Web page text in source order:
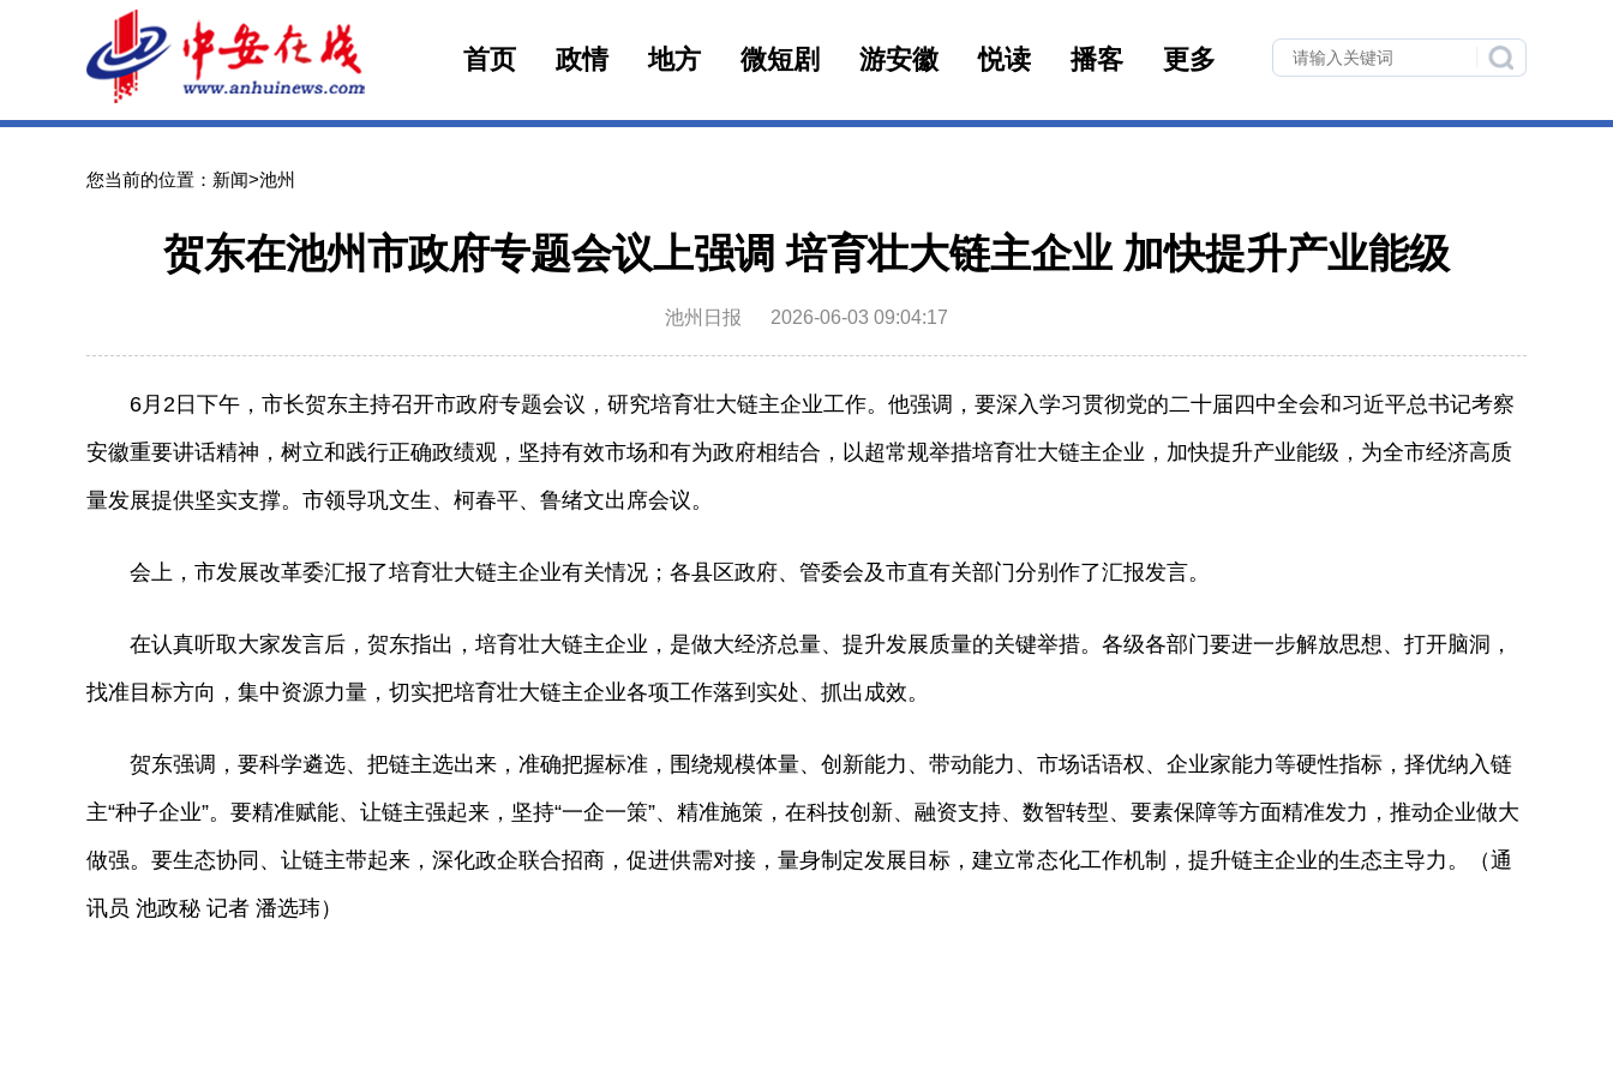
首页 政情 地方 微短剧 游安徽 悦读 播客 更多
您当前的位置：新闻>池州
贺东在池州市政府专题会议上强调 培育壮大链主企业 加快提升产业能级
池州日报 2026-06-03 09:04:17
6月2日下午，市长贺东主持召开市政府专题会议，研究培育壮大链主企业工作。他强调，要深入学习贯彻党的二十届四中全会和习近平总书记考察
安徽重要讲话精神，树立和践行正确政绩观，坚持有效市场和有为政府相结合，以超常规举措培育壮大链主企业，加快提升产业能级，为全市经济高质
量发展提供坚实支撑。市领导巩文生、柯春平、鲁绪文出席会议。
会上，市发展改革委汇报了培育壮大链主企业有关情况；各县区政府、管委会及市直有关部门分别作了汇报发言。
在认真听取大家发言后，贺东指出，培育壮大链主企业，是做大经济总量、提升发展质量的关键举措。各级各部门要进一步解放思想、打开脑洞，
找准目标方向，集中资源力量，切实把培育壮大链主企业各项工作落到实处、抓出成效。
贺东强调，要科学遴选、把链主选出来，准确把握标准，围绕规模体量、创新能力、带动能力、市场话语权、企业家能力等硬性指标，择优纳入链
主“种子企业”。要精准赋能、让链主强起来，坚持“一企一策”、精准施策，在科技创新、融资支持、数智转型、要素保障等方面精准发力，推动企业做大
做强。要生态协同、让链主带起来，深化政企联合招商，促进供需对接，量身制定发展目标，建立常态化工作机制，提升链主企业的生态主导力。（通
讯员 池政秘 记者 潘选玮）